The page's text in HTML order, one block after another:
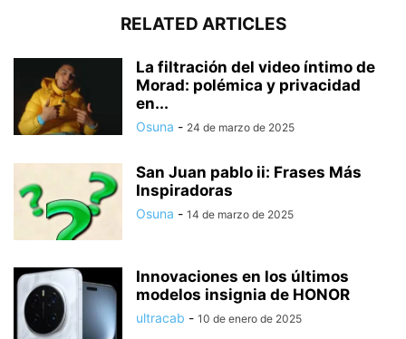
RELATED ARTICLES
La filtración del video íntimo de
Morad: polémica y privacidad
en...
Osuna - 24 de marzo de 2025
San Juan pablo ii: Frases Más
Inspiradoras
Osuna - 14 de marzo de 2025
Innovaciones en los últimos
modelos insignia de HONOR
ultracab - 10 de enero de 2025